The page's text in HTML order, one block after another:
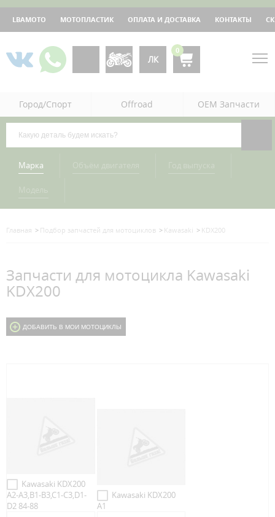
LBAMOTO МОТОПЛАСТИК ОПЛАТА И ДОСТАВКА КОНТАКТЫ
ЛК
0
Город/Спорт Offroad OEM Запчасти
Марка
Главная Подбор запчастей для мотоциклов Kawasaki KDX200
Запчасти для мотоцикла Kawasaki
KDX200
ДОБАВИТЬ В МОИ МОТОЦИКЛЫ
Kawasaki KDX200
A2-A3,B1-B3,C1-C3,D1-
D2 84-88
Kawasaki KDX200
A1